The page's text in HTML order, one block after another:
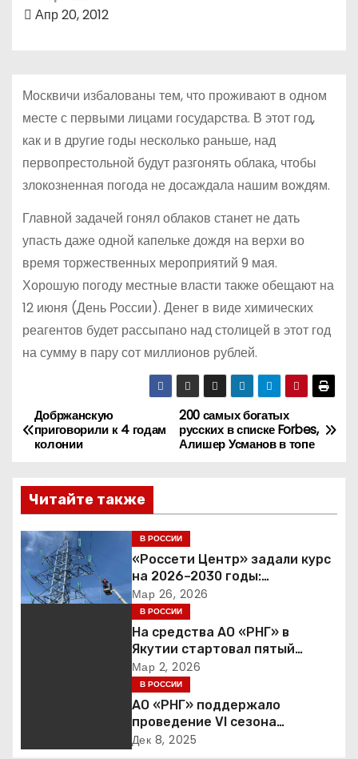
Апр 20, 2012
Москвичи избалованы тем, что проживают в одном
месте с первыми лицами государства. В этот год,
как и в другие годы несколько раньше, над
первопрестольной будут разгонять облака, чтобы
злокозненная погода не досаждала нашим вождям.
Главной задачей гонял облаков станет не дать
упасть даже одной капельке дождя на верхи во
время торжественных мероприятий 9 мая.
Хорошую погоду местные власти также обещают на
12 июня (День России). Денег в виде химических
реагентов будет рассыпано над столицей в этот год
на сумму в пару сот миллионов рублей.
Н
а
в
и
г
а
200 самых богатых
русских в списке Forbes,
Алишер Усманов в топе
Добржанскую
приговорили к 4 годам
колонии
Читайте также
В РОССИИ
«Россети Центр» задали курс
на 2026–2030 годы:
инвестиции в надежность и
сбалансированная
финансовая политика
Мар 26, 2026
В РОССИИ
На средства АО «РНГ» в
Якутии стартовал пятый
юбилейный конкурс в сфере
образования
Мар 2, 2026
В РОССИИ
АО «РНГ» поддержало
проведение VI сезона
международной детско-
Дек 8, 2025